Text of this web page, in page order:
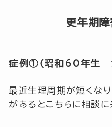
更年期障
症例①（昭和60年生
最近生理周期が短くな
があるとこちらに相談に